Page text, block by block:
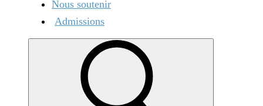
Nous soutenir
Admissions